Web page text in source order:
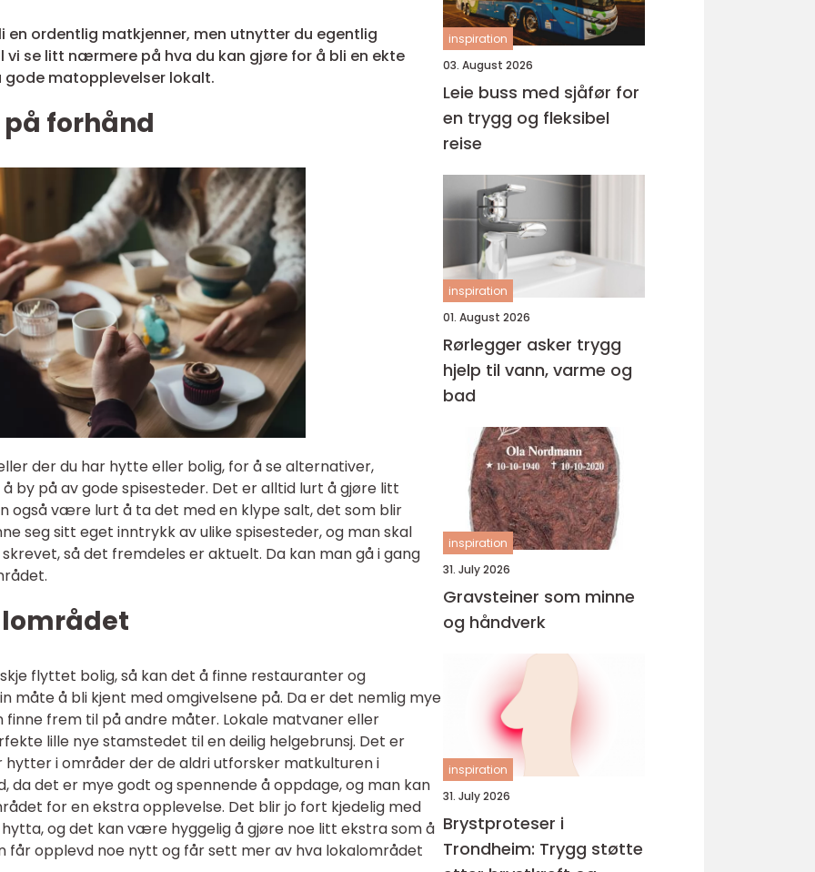
en ordentlig matkjenner, men utnytter du egentlig
se litt nærmere på hva du kan gjøre for å bli en ekte
matopplevelser lokalt.
på forhånd
der du har hytte eller bolig, for å se alternativer,
by på av gode spisesteder. Det er alltid lurt å gjøre litt
også være lurt å ta det med en klype salt, det som blir
seg sitt eget inntrykk av ulike spisesteder, og man skal
så det fremdeles er aktuelt. Da kan man gå i gang
flyttet bolig, så kan det å finne restauranter og
å bli kjent med omgivelsene på. Da er det nemlig mye
frem til på andre måter. Lokale matvaner eller
lille nye stamstedet til en deilig helgebrunsj. Det er
hytter i områder der de aldri utforsker matkulturen i
det er mye godt og spennende å oppdage, og man kan
for en ekstra opplevelse. Det blir jo fort kjedelig med
og det kan være hyggelig å gjøre noe litt ekstra som å
får opplevd noe nytt og får sett mer av hva lokalområdet
inspiration
03. August 2026
Leie buss med sjåfør for
en trygg og fleksibel
reise
inspiration
01. August 2026
Rørlegger asker trygg
hjelp til vann, varme og
bad
inspiration
31. July 2026
Gravsteiner som minne
og håndverk
inspiration
31. July 2026
Brystproteser i
Trondheim: Trygg støtte